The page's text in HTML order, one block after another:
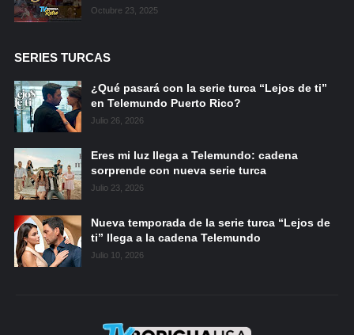
Octubre 23, 2025
SERIES TURCAS
¿Qué pasará con la serie turca “Lejos de ti”
en Telemundo Puerto Rico?
Julio 26, 2026
Eres mi luz llega a Telemundo: cadena
sorprende con nueva serie turca
Julio 23, 2026
Nueva temporada de la serie turca “Lejos de
ti” llega a la cadena Telemundo
Julio 10, 2026